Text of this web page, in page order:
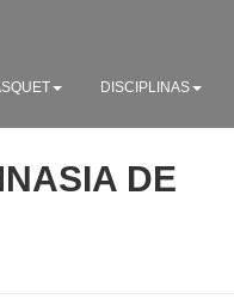
DISCIPLINAS
DE